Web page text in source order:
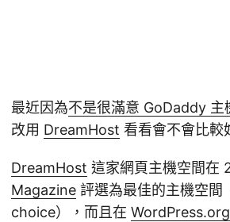
最近因為不是很滿意 GoDaddy 主
改用 DreamHost 看看會不會比較
DreamHost 這家網頁主機空間在
Magazine 評選為最佳的主機空間
choice），而且在